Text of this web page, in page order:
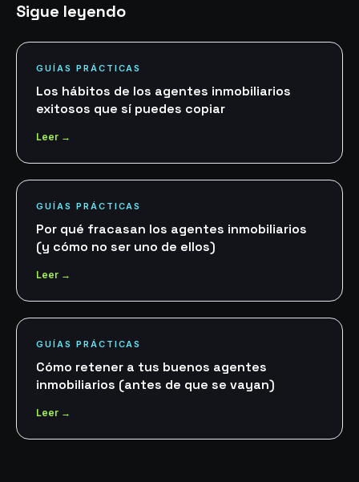
Sigue leyendo
GUÍAS PRÁCTICAS
Los hábitos de los agentes inmobiliarios
exitosos que sí puedes copiar
Leer →
GUÍAS PRÁCTICAS
Por qué fracasan los agentes inmobiliarios
(y cómo no ser uno de ellos)
Leer →
GUÍAS PRÁCTICAS
Cómo retener a tus buenos agentes
inmobiliarios (antes de que se vayan)
Leer →